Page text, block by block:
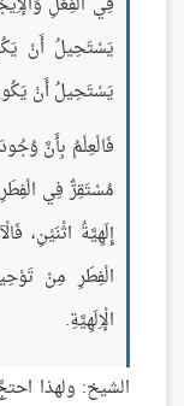
يَسْتَحِيلُ أَنْ
يَسْتَحِيلُ أَنْ
فَالْعِلْمُ بِأَنَّ
مُسْتَقِرٌّ فِي
إِلَهِيَّةُ اثْنَيْنِ،
الْفِطَرِ مِنْ
الْإِلَهِيَّةِ.
الشيخ: ولهذا